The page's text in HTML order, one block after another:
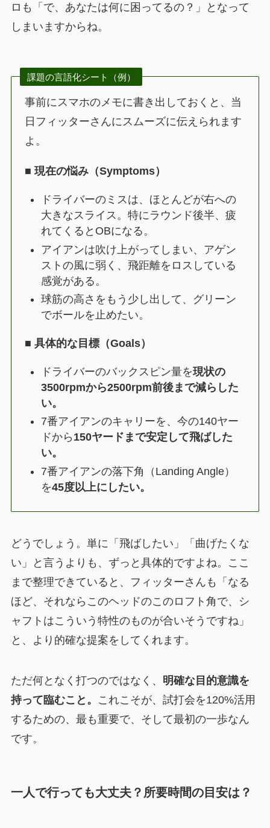
ロも「で、あなたは何に困ってるの？」となって
しまいますからね。
課題の言語化シート（例）
事前にスマホのメモに書き出しておくと、当
日フィッターさんにスムーズに伝えられます
よ。
■ 現在の悩み（Symptoms）
ドライバーのミスは、ほとんどが右への
大きなスライス。特にラウンド後半、疲
れてくるとOBになる。
アイアンは吹け上がってしまい、アゲン
ストの風に弱く、飛距離をロスしている
感覚がある。
球筋の高さをもう少し出して、グリーン
でボールを止めたい。
■ 具体的な目標（Goals）
ドライバーのバックスピン量を現状の
3500rpmから2500rpm前後まで減らした
い。
7番アイアンのキャリーを、今の140ヤー
ドから 150ヤードまで安定して飛ばした
い。
7番アイアンの落下角（Landing Angle）
を45度以上にしたい。
どうでしょう。単に「飛ばしたい」「曲げたくな
い」と言うよりも、ずっと具体的ですよね。ここ
まで整理できていると、フィッターさんも「なる
ほど、それならこのヘッドのこのロフト角で、シ
ャフトはこういう特性のものが合いそうですね」
と、より的確な提案をしてくれます。
ただ何となく打つのではなく、 明確な目的意識を
持って臨むこと。
これこそが、試打会を120%活用
するための、最も重要で、そして最初の一歩なん
です。
一人で行っても大丈夫？所要時間の目安は？